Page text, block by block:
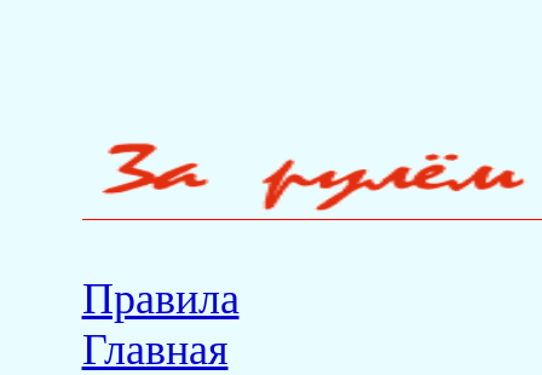
Правила
Главная